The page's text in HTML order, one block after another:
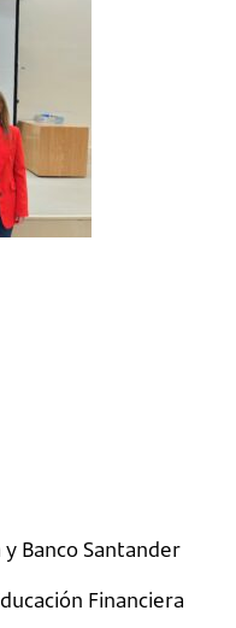
Banco Santander
Financiera